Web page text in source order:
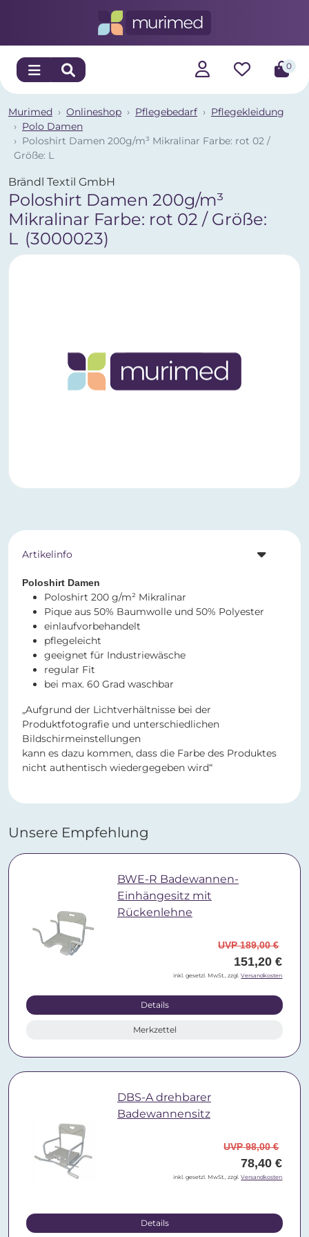
0
Murimed Onlineshop Pflegebedarf
Pflegekleidung
Polo Damen
Poloshirt Damen 200g/m³ Mikralinar Farbe: rot 02 /
Größe: L
Brändl Textil GmbH
Poloshirt Damen 200g/m³
Mikralinar Farbe: rot 02 / Größe:
L (3000023)
Artikelinfo
Poloshirt Damen
Poloshirt 200 g/m² Mikralinar
Pique aus 50% Baumwolle und 50% Polyester
einlaufvorbehandelt
pflegeleicht
geeignet für Industriewäsche
regular Fit
bei max. 60 Grad waschbar
„Aufgrund der Lichtverhältnisse bei der
Produktfotografie und unterschiedlichen
Bildschirmeinstellungen
kann es dazu kommen, dass die Farbe des Produktes
nicht authentisch wiedergegeben wird“
Unsere Empfehlung
BWE-R Badewannen-
Einhängesitz mit
Rückenlehne
UVP 189,00 €
151,20 €
inkl. gesetzl. MwSt., zzgl.Versandkosten
Details
Merkzettel
DBS-A drehbarer
Badewannensitz
UVP 98,00 €
78,40 €
inkl. gesetzl. MwSt., zzgl.Versandkosten
Details